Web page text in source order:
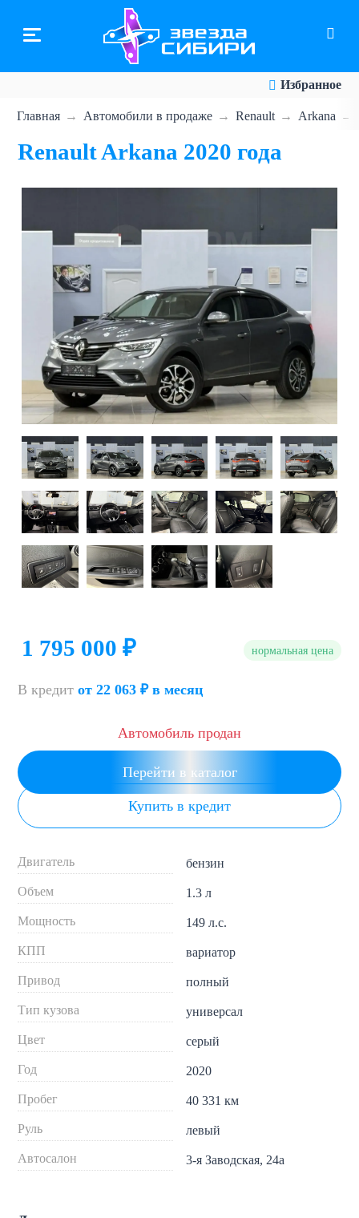
основному
Избранное
Главная Автомобили в продаже Renault Arkana
Renault Arkana 2020 года
1 795 000 ₽ нормальная цена
В кредит от 22 063 ₽ в месяц
Автомобиль продан
Перейти в каталог
Купить в кредит
Двигатель бензин
Объем 1.3 л
Мощность 149 л.с.
КПП вариатор
Привод полный
Тип кузова универсал
Цвет серый
Год 2020
Пробег 40 331 км
Руль левый
Автосалон 3-я Заводская, 24а